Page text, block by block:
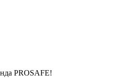
PROSAFE!